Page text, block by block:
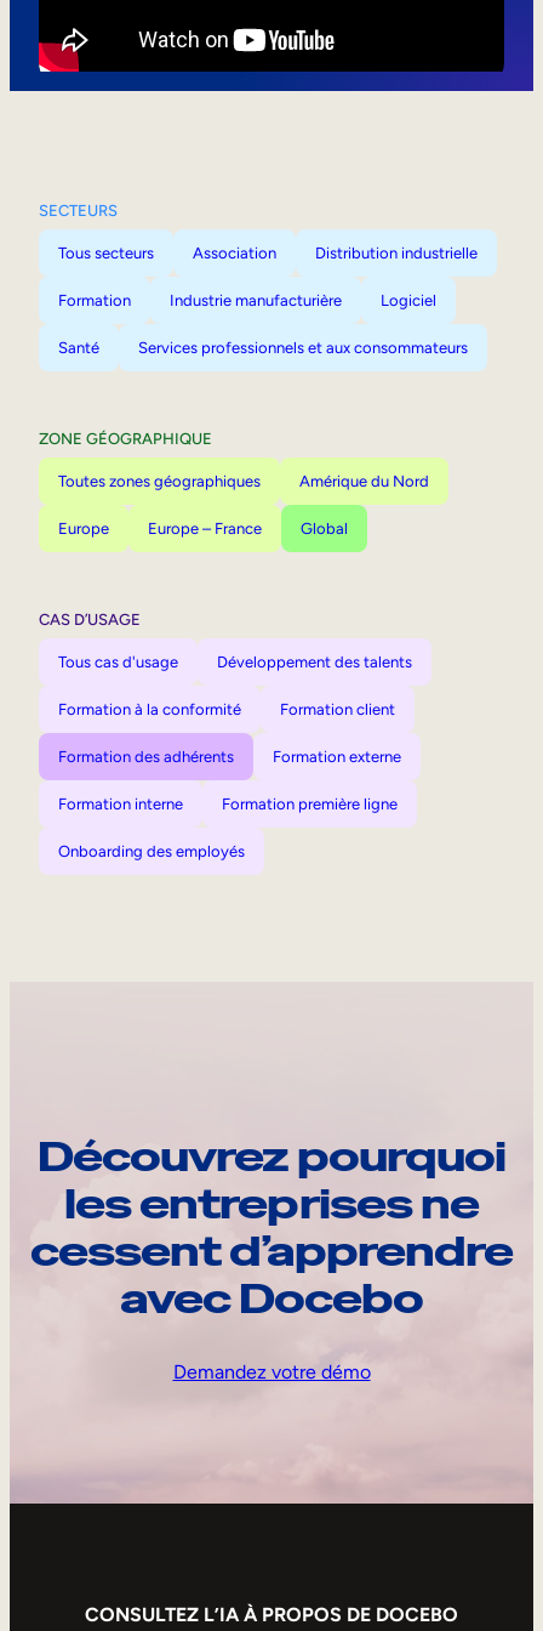
SECTEURS
Tous secteurs Association Distribution industrielle
Formation Industrie manufacturière Logiciel
Santé Services professionnels et aux consommateurs
ZONE GÉOGRAPHIQUE
Toutes zones géographiques Amérique du Nord
Europe Europe – France Global
CAS D’USAGE
Tous cas d'usage Développement des talents
Formation à la conformité Formation client
Formation des adhérents Formation externe
Formation interne Formation première ligne
Onboarding des employés
Découvrez pourquoi
les entreprises ne
cessent d’apprendre
avec Docebo
Demandez votre démo
CONSULTEZ L’IA À PROPOS DE DOCEBO